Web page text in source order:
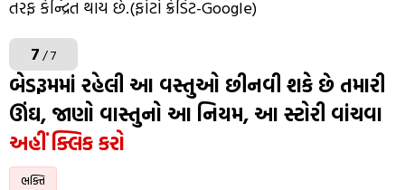
તરફ કેન્દ્રિત થાય છે.(ફોટો ક્રેડિટ-Google)
7/ 7
બેડરૂમમાં રહેલી આ વસ્તુઓ છીનવી શકે છે તમારી
ઊંઘ, જાણો વાસ્તુનો આ નિયમ, આ સ્ટોરી વાંચવા
અહીં ક્લિક કરો
ભક્તિ